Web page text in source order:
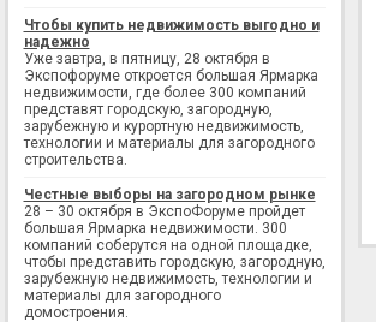
Чтобы купить недвижимость выгодно и
надежно
Уже завтра, в пятницу, 28 октября в
Экспофоруме откроется большая Ярмарка
недвижимости, где более 300 компаний
представят городскую, загородную,
зарубежную и курортную недвижимость,
технологии и материалы для загородного
строительства.
Честные выборы на загородном рынке
28 – 30 октября в ЭкспоФоруме пройдет
большая Ярмарка недвижимости. 300
компаний соберутся на одной площадке,
чтобы представить городскую, загородную,
зарубежную недвижимость, технологии и
материалы для загородного
домостроения.